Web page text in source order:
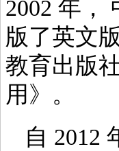
2002 年，
版了英文
教育出版
用》。
自 2012